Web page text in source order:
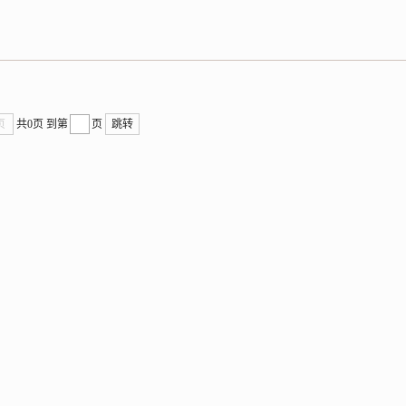
共0页 到第 页 跳转